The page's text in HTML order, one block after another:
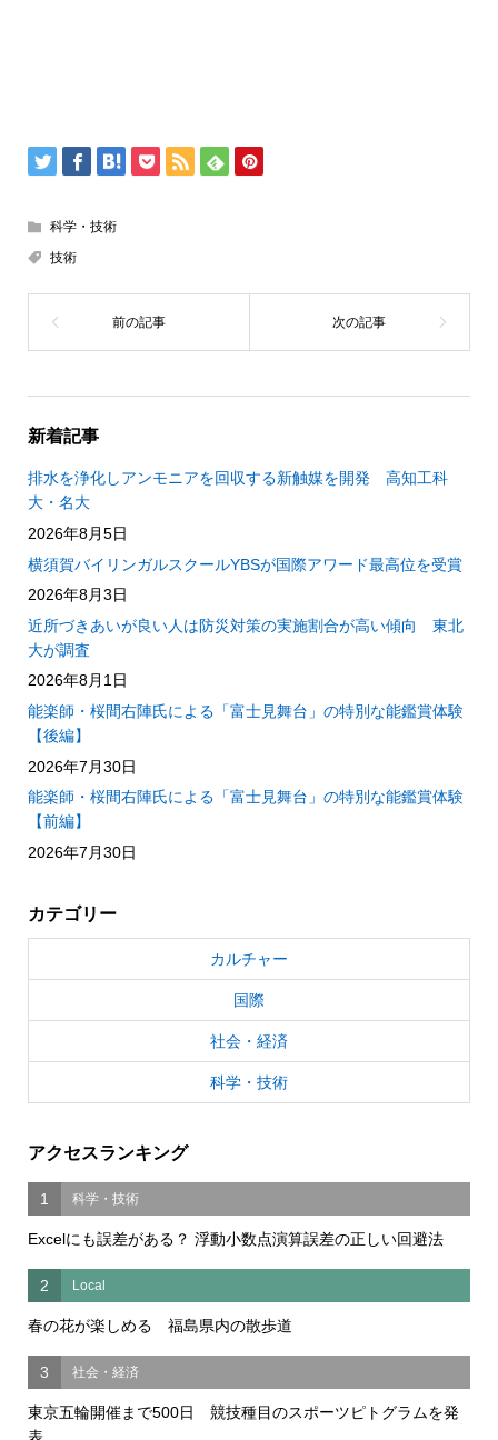
科学・技術
技術
新着記事
排水を浄化しアンモニアを回収する新触媒を開発 高知工科
大・名大
2026年8月5日
横須賀バイリンガルスクールYBSが国際アワード最高位を受賞
2026年8月3日
近所づきあいが良い人は防災対策の実施割合が高い傾向 東北
大が調査
2026年8月1日
能楽師・桜間右陣氏による「富士見舞台」の特別な能鑑賞体験
【後編】
2026年7月30日
能楽師・桜間右陣氏による「富士見舞台」の特別な能鑑賞体験
【前編】
2026年7月30日
カテゴリー
カルチャー
国際
社会・経済
科学・技術
アクセスランキング
1 科学・技術
Excelにも誤差がある？ 浮動小数点演算誤差の正しい回避法
2 Local
春の花が楽しめる 福島県内の散歩道
3 社会・経済
東京五輪開催まで500日 競技種目のスポーツピトグラムを発